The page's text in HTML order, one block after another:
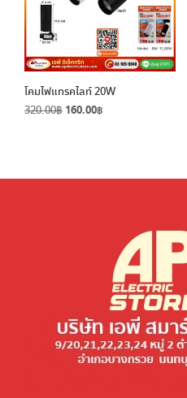
โคมไฟแทรคไลท์ 20W
320.00฿ Original
160.00฿